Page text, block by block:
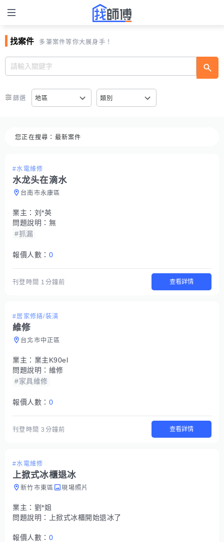
找案件 多筆案件等你大展身手！
篩選 地區 類別
您正在搜尋： 最新案件
#水電維修
水龙头在滴水
台南市永康區
業主： 刘*英
問題說明： 無
#抓漏
報價人數： 0
刊登時間 1分鐘前 查看詳情
#居家修繕/裝潢
維修
台北市中正區
業主： 業主K90el
問題說明： 維修
#家具維修
報價人數： 0
刊登時間3分鐘前 查看詳情
#水電維修
上掀式冰櫃退冰
新竹市東區 現場照片
業主： 劉*姐
問題說明：
上掀式冰櫃開始退冰了
報價人數： 0